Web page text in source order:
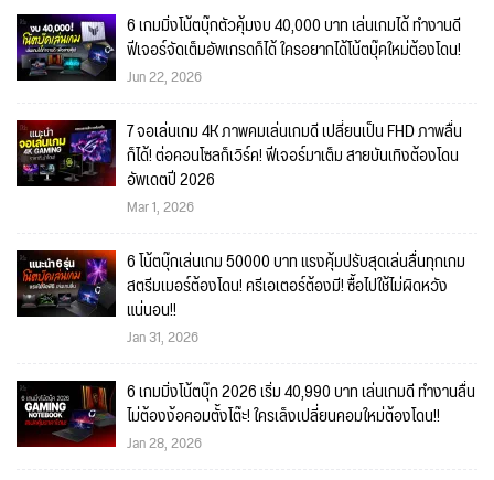
6 เกมมิ่งโน้ตบุ๊กตัวคุ้มงบ 40,000 บาท เล่นเกมได้ ทำงานดี
ฟีเจอร์จัดเต็มอัพเกรดก็ได้ ใครอยากได้โน้ตบุ๊คใหม่ต้องโดน!
Jun 22, 2026
7 จอเล่นเกม 4K ภาพคมเล่นเกมดี เปลี่ยนเป็น FHD ภาพลื่น
ก็ได้! ต่อคอนโซลก็เวิร์ค! ฟีเจอร์มาเต็ม สายบันเทิงต้องโดน
อัพเดตปี 2026
Mar 1, 2026
6 โน้ตบุ๊กเล่นเกม 50000 บาท แรงคุ้มปรับสุดเล่นลื่นทุกเกม
สตรีมเมอร์ต้องโดน! ครีเอเตอร์ต้องมี! ซื้อไปใช้ไม่ผิดหวัง
แน่นอน!!
Jan 31, 2026
6 เกมมิ่งโน้ตบุ๊ก 2026 เริ่ม 40,990 บาท เล่นเกมดี ทำงานลื่น
ไม่ต้องง้อคอมตั้งโต๊ะ! ใครเล็งเปลี่ยนคอมใหม่ต้องโดน!!
Jan 28, 2026